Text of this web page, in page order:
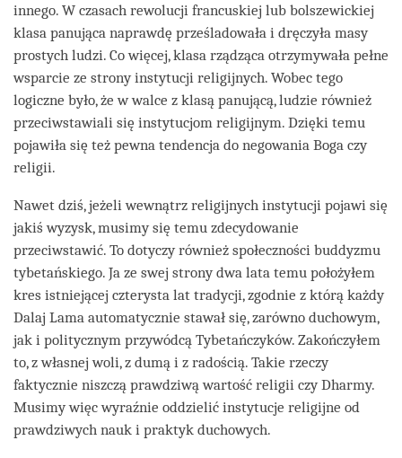
innego. W czasach rewolucji francuskiej lub bolszewickiej
klasa panująca naprawdę prześladowała i dręczyła masy
prostych ludzi. Co więcej, klasa rządząca otrzymywała pełne
wsparcie ze strony instytucji religijnych. Wobec tego
logiczne było, że w walce z klasą panującą, ludzie również
przeciwstawiali się instytucjom religijnym. Dzięki temu
pojawiła się też pewna tendencja do negowania Boga czy
religii.
Nawet dziś, jeżeli wewnątrz religijnych instytucji pojawi się
jakiś wyzysk, musimy się temu zdecydowanie
przeciwstawić. To dotyczy również społeczności buddyzmu
tybetańskiego. Ja ze swej strony dwa lata temu położyłem
kres istniejącej czterysta lat tradycji, zgodnie z którą każdy
Dalaj Lama automatycznie stawał się, zarówno duchowym,
jak i politycznym przywódcą Tybetańczyków. Zakończyłem
to, z własnej woli, z dumą i z radością. Takie rzeczy
faktycznie niszczą prawdziwą wartość religii czy Dharmy.
Musimy więc wyraźnie oddzielić instytucje religijne od
prawdziwych nauk i praktyk duchowych.